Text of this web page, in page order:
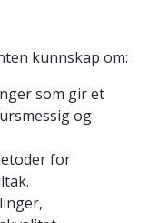
kunnskap om:
som gir et
og
for